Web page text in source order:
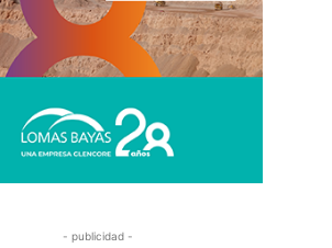
- publicidad -